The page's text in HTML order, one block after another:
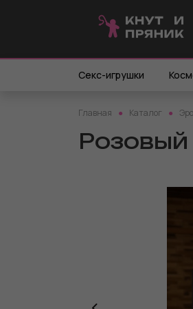
Секс-игрушки
Главная Каталог